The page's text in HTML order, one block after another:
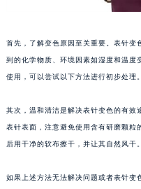
首先，了解变色原因至关重要。表针变
到的化学物质、环境因素如湿度和温度
使用，可以尝试以下方法进行初步处理。
其次，温和清洁是解决表针变色的有效
表针表面，注意避免使用含有研磨颗粒
后用干净的软布擦干，并让其自然风干。
如果上述方法无法解决问题或者表针变